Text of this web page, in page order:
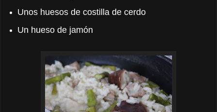
Unos huesos de costilla de cerdo
Un hueso de jamón